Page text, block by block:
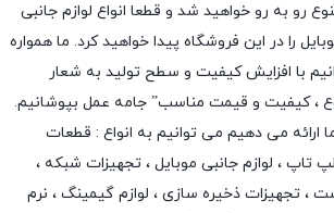
رو به رو خواهید شد و قطعا انواع لوازم جانبی
را در این فروشگاه پیدا خواهید کرد. ما همواره
با افزایش کیفیت و سطح تولید به شعار
، کیفیت و قیمت مناسب” جامه عمل بپوشانیم.
ارائه می دهیم می توانیم به انواع : قطعات
لپ تاپ ، لوازم جانبی موبایل ، تجهیزات شبکه ،
، تجهیزات ذخیره سازی ، لوازم گیمینگ ، نرم